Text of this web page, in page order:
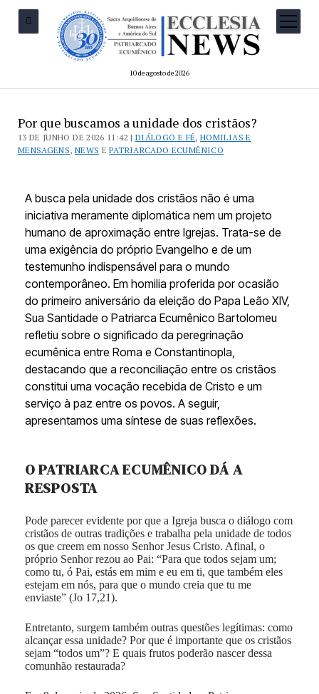
10 de agosto de 2026
Por que buscamos a unidade dos cristãos?
13 DE JUNHO DE 2026 11:42 | DIÁLOGO E FÉ,HOMILIAS E
MENSAGENS, NEWS EPATRIARCADO ECUMÊNICO
A busca pela unidade dos cristãos não é uma
iniciativa meramente diplomática nem um projeto
humano de aproximação entre Igrejas. Trata-se de
uma exigência do próprio Evangelho e de um
testemunho indispensável para o mundo
contemporâneo. Em homilia proferida por ocasião
do primeiro aniversário da eleição do Papa Leão XIV,
Sua Santidade o Patriarca Ecumênico Bartolomeu
refletiu sobre o significado da peregrinação
ecumênica entre Roma e Constantinopla,
destacando que a reconciliação entre os cristãos
constitui uma vocação recebida de Cristo e um
serviço à paz entre os povos. A seguir,
apresentamos uma síntese de suas reflexões.
O PATRIARCA ECUMÊNICO DÁ A
RESPOSTA
Pode parecer evidente por que a Igreja busca o diálogo com
cristãos de outras tradições e trabalha pela unidade de todos
os que creem em nosso Senhor Jesus Cristo. Afinal, o
próprio Senhor rezou ao Pai: “Para que todos sejam um;
como tu, ó Pai, estás em mim e eu em ti, que também eles
estejam em nós, para que o mundo creia que tu me
enviaste” (Jo 17,21).
Entretanto, surgem também outras questões legítimas: como
alcançar essa unidade? Por que é importante que os cristãos
sejam “todos um”? E quais frutos poderão nascer dessa
comunhão restaurada?